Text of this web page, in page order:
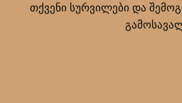
თქვენი სურვილები და